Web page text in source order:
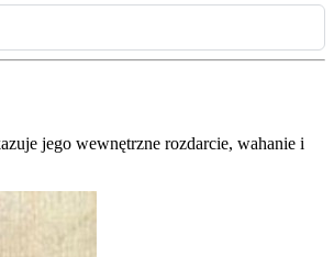
jego wewnętrzne rozdarcie, wahanie i